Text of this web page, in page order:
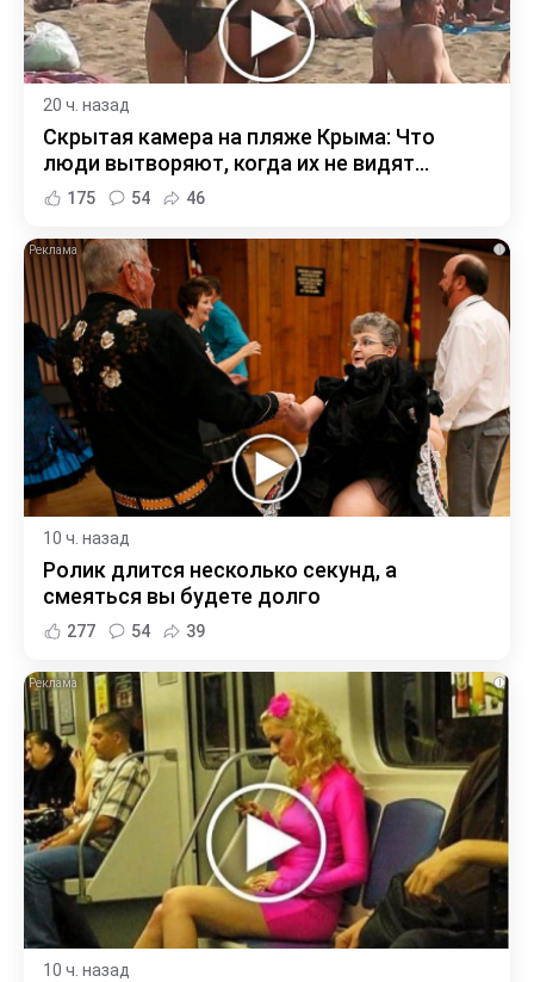
20 ч. назад
Скрытая камера на пляже Крыма: Что
люди вытворяют, когда их не видят...
175 54 46
i
10 ч. назад
Ролик длится несколько секунд, а
смеяться вы будете долго
277 54 39
i
10 ч. назад